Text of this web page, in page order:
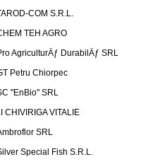
COM S.R.L.
TEH AGRO
AgriculturÄƒ DurabilÄƒ SRL
Petru Chiorpec
"EnBio" SRL
I.I CHIVIRIGA VITALIE
SRL
Special Fish S.R.L.